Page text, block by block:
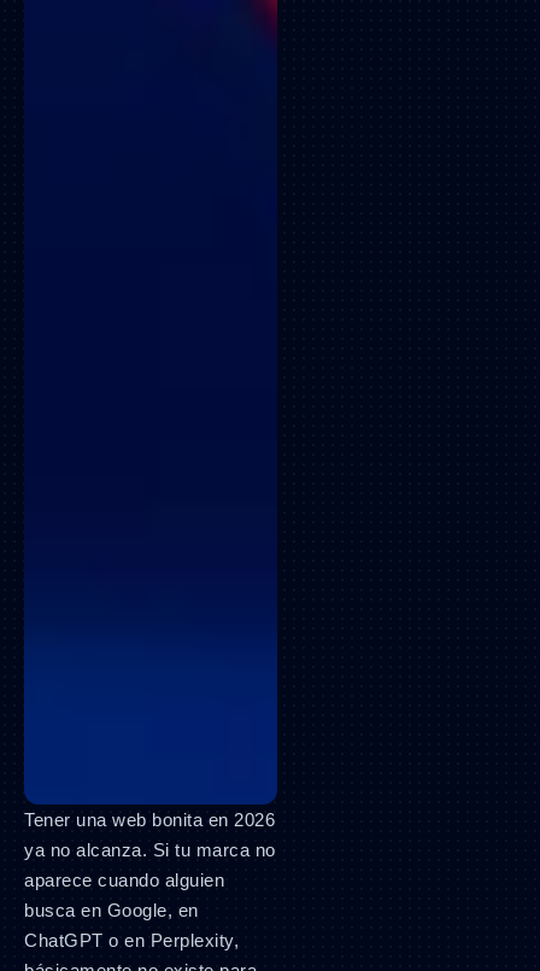
Tener una web bonita en 2026
ya no alcanza. Si tu marca no
aparece cuando alguien
busca en Google, en
ChatGPT o en Perplexity,